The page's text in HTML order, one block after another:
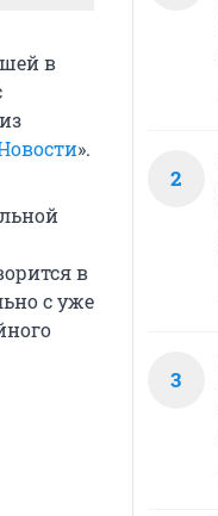
в
».
в
с уже
2
3